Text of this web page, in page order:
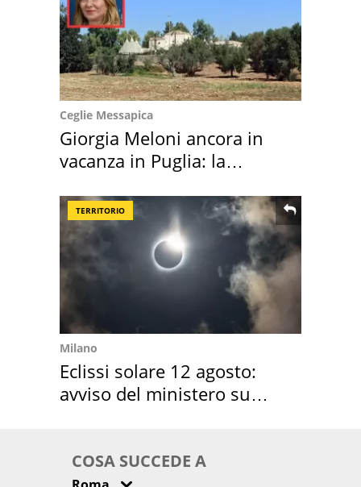
Ceglie Messapica
Giorgia Meloni ancora in
vacanza in Puglia: la
TERRITORIO
Milano
Eclissi solare 12 agosto:
avviso del ministero su